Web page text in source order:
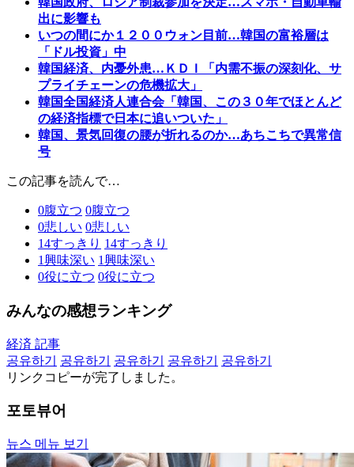
出に影響も
いつの間にか１２００ウォン目前…韓国の富裕層は
「ドル投資」中
韓国経済、内憂外患…ＫＤＩ「内需不振の深刻化、サ
プライチェーンの危機拡大」
韓国全国経済人連合会「韓国、この３０年でほとんど
の経済指標で日本に追いついた」
韓国、景気回復の腰が折れるのか…あちこちで異常信
号
この記事を読んで…
0腹立つ 0腹立つ
0悲しい 0悲しい
14すっきり 14すっきり
1興味深い 1興味深い
0役に立つ 0役に立つ
みんなの感想ランキング
経済 記事
공유하기
공유하기 공유하기 공유하기
공유하기
リンクコピーが完了しました。
포토뷰어
뉴스 메뉴 보기